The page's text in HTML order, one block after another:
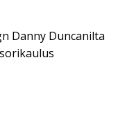
Danny Duncanilta